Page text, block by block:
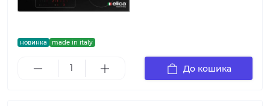
новинка made in italy
До кошика